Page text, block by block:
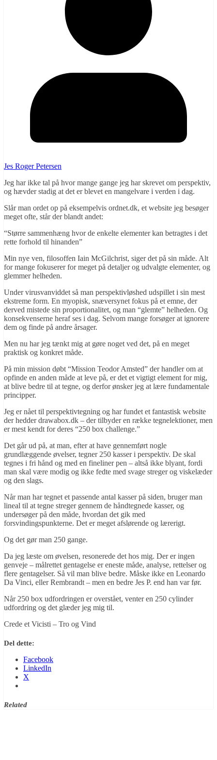
Jes Roger Petersen
Jeg har ikke tal på hvor mange gange jeg har skrevet om perspektiv,
og hævder stadig at det er blevet en mangelvare i verden i dag.
Slår man ordet op på eksempelvis ordnet.dk, et website jeg besøger
meget ofte, står der blandt andet:
“Større sammenhæng hvor de enkelte elementer kan betragtes i det
rette forhold til hinanden”
Min nye ven, filosoffen Iain McGilchrist, siger det på sin måde. Alt
for mange fokuserer for meget på detaljer og udvalgte elementer, og
glemmer helheden.
Under virusvanviddet så man perspektivløshed udspillet i sin mest
ekstreme form. En myopisk, snæversynet fokus på et emne, der
derved mistede sin proportionalitet, og man “glemte” helheden. Og
konsekvenserne heraf ses i dag. Selvom mange forsøger at ignorere
dem og finde på andre årsager.
Men nu har jeg tænkt mig at gøre noget ved det, på en meget
praktisk og konkret måde.
På min mission døbt “Mission Teodor Amsted” der handler om at
opfinde en anden måde at leve på, er det et vigtigt element for mig,
at blive bedre til at tegne, og derfor ønsker jeg at lære fundamentale
principper.
Jeg er nået til perspektivtegning og har fundet et fantastisk website
der hedder drawabox.dk – der tilbyder en række tegnelektioner, men
er mest kendt for deres “250 box challenge.”
Det går ud på, at man, efter at have gennemført nogle
grundlæggende øvelser, tegner 250 kasser i perspektiv. De skal
tegnes i fri hånd og med en fineliner pen – altså ikke blyant, fordi
man skal være modig og ikke fedte med svage streger og viskelæder
og den slags.
Når man har tegnet et passende antal kasser på siden, bruger man
lineal til at tegne streger gennem de håndtegnede kasser, og
undersøger på den måde, hvordan det gik med
forsvindingspunkterne. Det er meget afslørende og lærerigt.
Og det gør man 250 gange.
Da jeg læste om øvelsen, resonerede det hos mig. Der er ingen
genveje – målrettet gentagelse er eneste måde, analyse, rettelser og
flere gentagelser. Så vil man blive bedre. Måske ikke en Leonardo
Da Vinci, eller Rembrandt – men en bedre Jes P. end han var før.
Når 250 box udfordringen er overstået, venter en 250 cylinder
udfordring og det glæder jeg mig til.
Crede et Vicisti – Tro og Vind
Del dette:
Facebook
LinkedIn
X
Related